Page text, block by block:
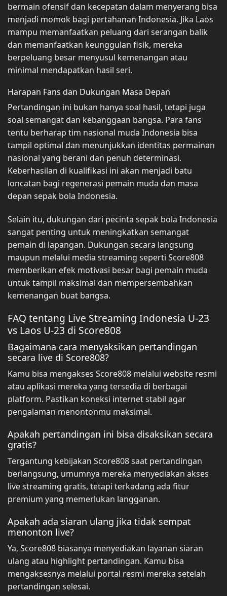
bermain ofensif dan kecepatan dalam menyerang bisa
menjadi momok bagi pertahanan Indonesia. Jika Laos
mampu memanfaatkan peluang dari serangan balik
dan memanfaatkan keunggulan fisik, mereka
berpeluang besar menyusul kemenangan atau
minimal mendapatkan hasil seri.
Harapan Fans dan Dukungan Masa Depan
Pertandingan ini bukan hanya soal hasil, tetapi juga
soal semangat dan kebanggaan bangsa. Para fans
tentu berharap tim nasional muda Indonesia bisa
tampil optimal dan menunjukkan identitas permainan
nasional yang berani dan penuh determinasi.
Keberhasilan di kualifikasi ini akan menjadi batu
loncatan bagi regenerasi pemain muda dan masa
depan sepak bola Indonesia.
Selain itu, dukungan dari pecinta sepak bola Indonesia
sangat penting untuk meningkatkan semangat
pemain di lapangan. Dukungan secara langsung
maupun melalui media streaming seperti Score808
memberikan efek motivasi besar bagi pemain muda
untuk tampil maksimal dan mempersembahkan
kemenangan buat bangsa.
FAQ tentang Live Streaming Indonesia U-23
vs Laos U-23 di Score808
Bagaimana cara menyaksikan pertandingan
secara live di Score808?
Kamu bisa mengakses Score808 melalui website resmi
atau aplikasi mereka yang tersedia di berbagai
platform. Pastikan koneksi internet stabil agar
pengalaman menontonmu maksimal.
Apakah pertandingan ini bisa disaksikan secara
gratis?
Tergantung kebijakan Score808 saat pertandingan
berlangsung, umumnya mereka menyediakan akses
live streaming gratis, tetapi terkadang ada fitur
premium yang memerlukan langganan.
Apakah ada siaran ulang jika tidak sempat
menonton live?
Ya, Score808 biasanya menyediakan layanan siaran
ulang atau highlight pertandingan. Kamu bisa
mengaksesnya melalui portal resmi mereka setelah
pertandingan selesai.